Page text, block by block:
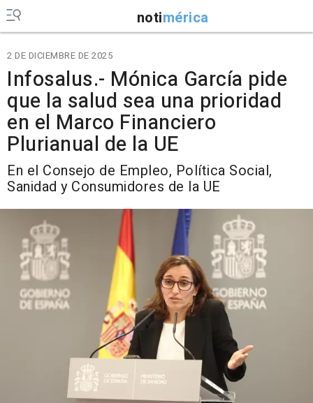
notimérica
2 DE DICIEMBRE DE 2025
Infosalus.- Mónica García pide
que la salud sea una prioridad
en el Marco Financiero
Plurianual de la UE
En el Consejo de Empleo, Política Social,
Sanidad y Consumidores de la UE